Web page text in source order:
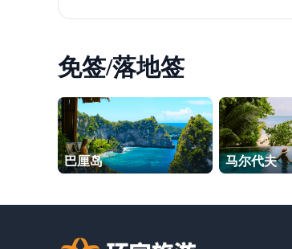
免签/落地签
巴厘岛 马尔代夫